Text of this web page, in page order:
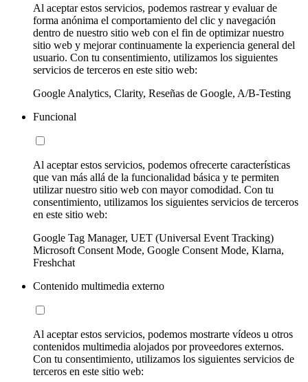
Al aceptar estos servicios, podemos rastrear y evaluar de
forma anónima el comportamiento del clic y navegación
dentro de nuestro sitio web con el fin de optimizar nuestro
sitio web y mejorar continuamente la experiencia general del
usuario. Con tu consentimiento, utilizamos los siguientes
servicios de terceros en este sitio web:
Google Analytics, Clarity, Reseñas de Google, A/B-Testing
Funcional
Al aceptar estos servicios, podemos ofrecerte características
que van más allá de la funcionalidad básica y te permiten
utilizar nuestro sitio web con mayor comodidad. Con tu
consentimiento, utilizamos los siguientes servicios de terceros
en este sitio web:
Google Tag Manager, UET (Universal Event Tracking)
Microsoft Consent Mode, Google Consent Mode, Klarna,
Freshchat
Contenido multimedia externo
Al aceptar estos servicios, podemos mostrarte vídeos u otros
contenidos multimedia alojados por proveedores externos.
Con tu consentimiento, utilizamos los siguientes servicios de
terceros en este sitio web: